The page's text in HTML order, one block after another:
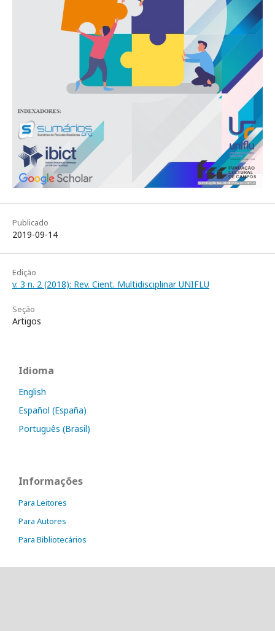
Publicado
2019-09-14
Edição
v. 3 n. 2 (2018): Rev. Cient. Multidisciplinar UNIFLU
Seção
Artigos
Idioma
English
Español (España)
Português (Brasil)
Informações
Para Leitores
Para Autores
Para Bibliotecários